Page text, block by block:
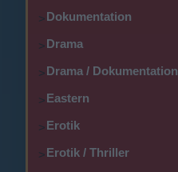
>Dokumentation
>Drama
>Drama / Dokumentation
>Eastern
>Erotik
>Erotik / Thriller